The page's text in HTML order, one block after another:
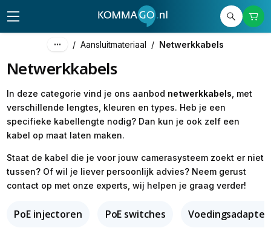
/ Aansluitmateriaal / Netwerkkabels
Netwerkkabels
In deze categorie vind je ons aanbod netwerkkabels , met
verschillende lengtes, kleuren en types. Heb je een
specifieke kabellengte nodig? Dan kun je ook zelf een
kabel op maat laten maken.
Staat de kabel die je voor jouw camerasysteem zoekt er niet
tussen? Of wil je liever persoonlijk advies? Neem gerust
contact op met onze experts, wij helpen je graag verder!
PoE injectoren PoE switches